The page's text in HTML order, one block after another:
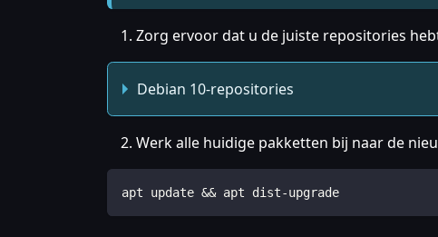
Zorg ervoor dat u de juiste repositories
Debian 10-repositories
Werk alle huidige pakketten bij naar de
apt update && apt dist-upgrade